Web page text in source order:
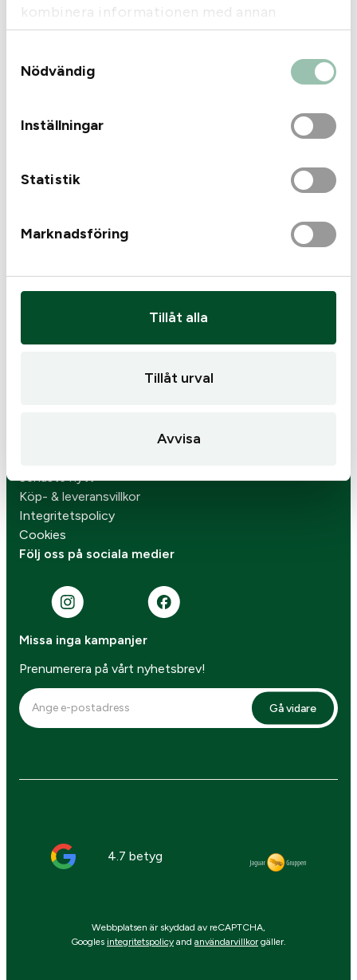
kombinera informationen med annan
information som du har tillhandahållit eller
som de har samlat in när du har använt deras
tjänster.
Nödvändig
Inställningar
Statistik
Marknadsföring
Tillåt alla
Tillåt urval
Avvisa
Butiken
Senaste nytt
Köp- & leveransvillkor
Integritetspolicy
Cookies
Följ oss på sociala medier
Missa inga kampanjer
Prenumerera på vårt nyhetsbrev!
Gå vidare
4.7 betyg
Webbplatsen är skyddad av reCAPTCHA,
Googles integritetspolicy and användarvillkor gäller.